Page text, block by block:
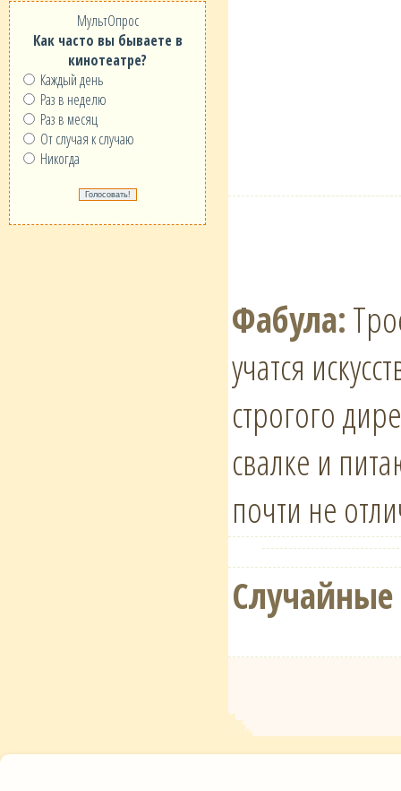
МультОпрос
Как часто вы бываете в
кинотеатре?
Каждый день
Раз в неделю
Раз в месяц
От случая к случаю
Никогда
Фабула:
учатся
строгого
свалке и
почти не